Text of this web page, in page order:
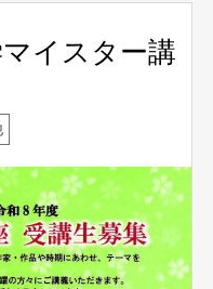
イスター講